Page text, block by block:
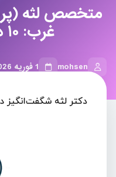
متخصص لثه
غرب: ۱۰ دکتر برتر ۱۴۰۴
mohsen 1 فوریه 2026